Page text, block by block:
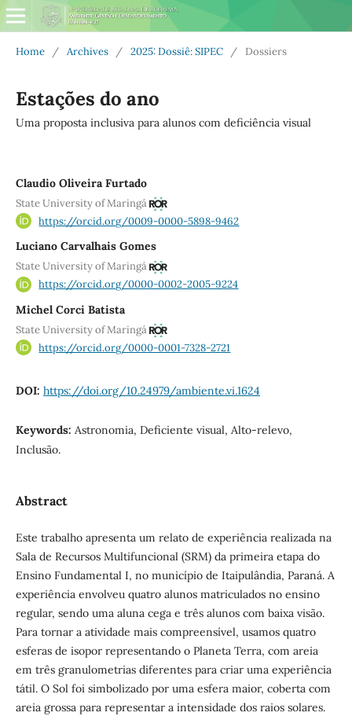
Home / Archives / 2025: Dossiê: SIPEC / Dossiers
Estações do ano
Uma proposta inclusiva para alunos com deficiência visual
Claudio Oliveira Furtado
State University of Maringá
https://orcid.org/0009-0000-5898-9462
Luciano Carvalhais Gomes
State University of Maringá
https://orcid.org/0000-0002-2005-9224
Michel Corci Batista
State University of Maringá
https://orcid.org/0000-0001-7328-2721
DOI: https://doi.org/10.24979/ambiente.vi.1624
Keywords: Astronomia, Deficiente visual, Alto-relevo,
Inclusão.
Abstract
Este trabalho apresenta um relato de experiência realizada na
Sala de Recursos Multifuncional (SRM) da primeira etapa do
Ensino Fundamental I, no município de Itaipulândia, Paraná. A
experiência envolveu quatro alunos matriculados no ensino
regular, sendo uma aluna cega e três alunos com baixa visão.
Para tornar a atividade mais compreensível, usamos quatro
esferas de isopor representando o Planeta Terra, com areia
em três granulometrias diferentes para criar uma experiência
tátil. O Sol foi simbolizado por uma esfera maior, coberta com
areia grossa para representar a intensidade dos raios solares.